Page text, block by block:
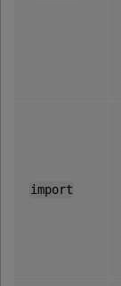
import